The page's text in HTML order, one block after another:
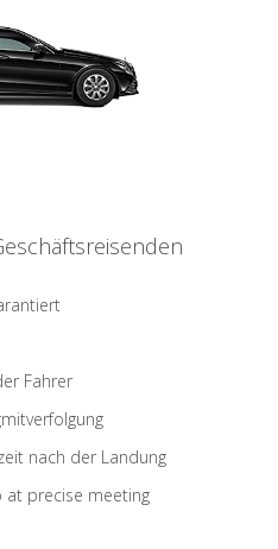
Fahrer
nach der Landung
at precise meeting